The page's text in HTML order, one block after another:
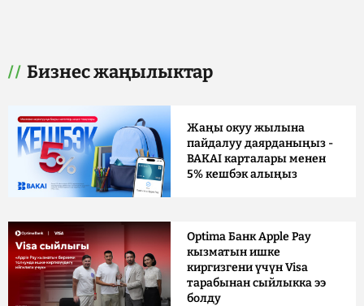
Бизнес жаңылыктар
Жаңы окуу жылына
пайдалуу даярданыңыз -
BAKAI карталары менен
5% кешбэк алыңыз
Optima Банк Apple Pay
кызматын ишке
киргизгени үчүн Visa
тарабынан сыйлыкка ээ
болду